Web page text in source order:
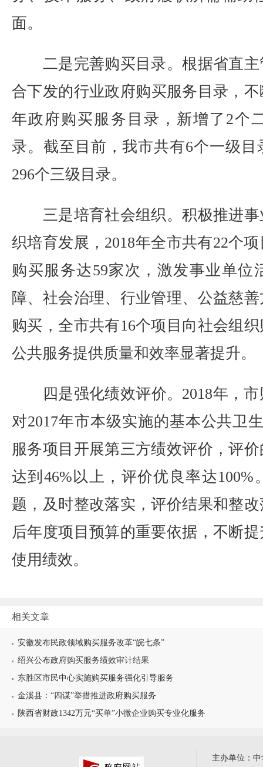
面。
二是完善购买目录。根据省直主
合下发的行业政府购买服务目录，
年政府购买服务目录，新增了2个
录。截至目前，我市共有6个一级目
296个三级目录。
三是培育社会组织。积极推进事
织培育发展，2018年全市共有22个
购买服务达59家次，激发事业单位
障、社会治理、行业管理、公益慈
购买，全市共有16个项目向社会组
公共服务提供质量和效率显著提升。
四是强化绩效评价。2018年，市
对2017年市本级实施的基本公共卫
服务项目开展第三方绩效评价，评
达到46%以上，评价优良率达
题，及时整改落实，评价结果和整
后年度项目预算的重要依据，不断
使用绩效。
相关文章
安徽发布民政领域购买服务改革“皖七条”
绍兴公布政府购买服务绩效审计结果
东胜区市民中心实施购买服务强化引导服务
金溪县：“四谋”举措推进政府购买服务
陕西省财政1342万元“买单”小微企业购买专业化服务
主办单位：